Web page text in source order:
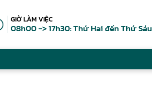
GIỜ LÀM VIỆC
08h00 -> 17h30: Thứ Hai đến Thứ Sáu